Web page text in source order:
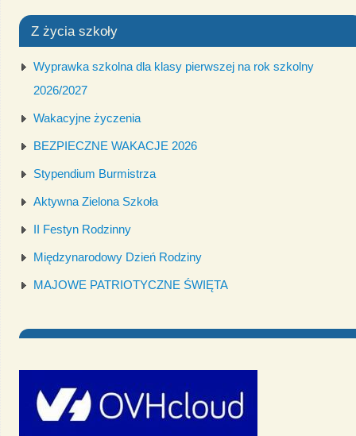
Z życia szkoły
Wyprawka szkolna dla klasy pierwszej na rok szkolny
2026/2027
Wakacyjne życzenia
BEZPIECZNE WAKACJE 2026
Stypendium Burmistrza
Aktywna Zielona Szkoła
II Festyn Rodzinny
Międzynarodowy Dzień Rodziny
MAJOWE PATRIOTYCZNE ŚWIĘTA